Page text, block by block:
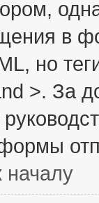
в
но
>. За
началу